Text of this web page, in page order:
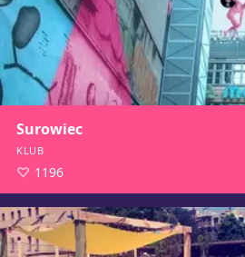
Surowiec
KLUB
1196